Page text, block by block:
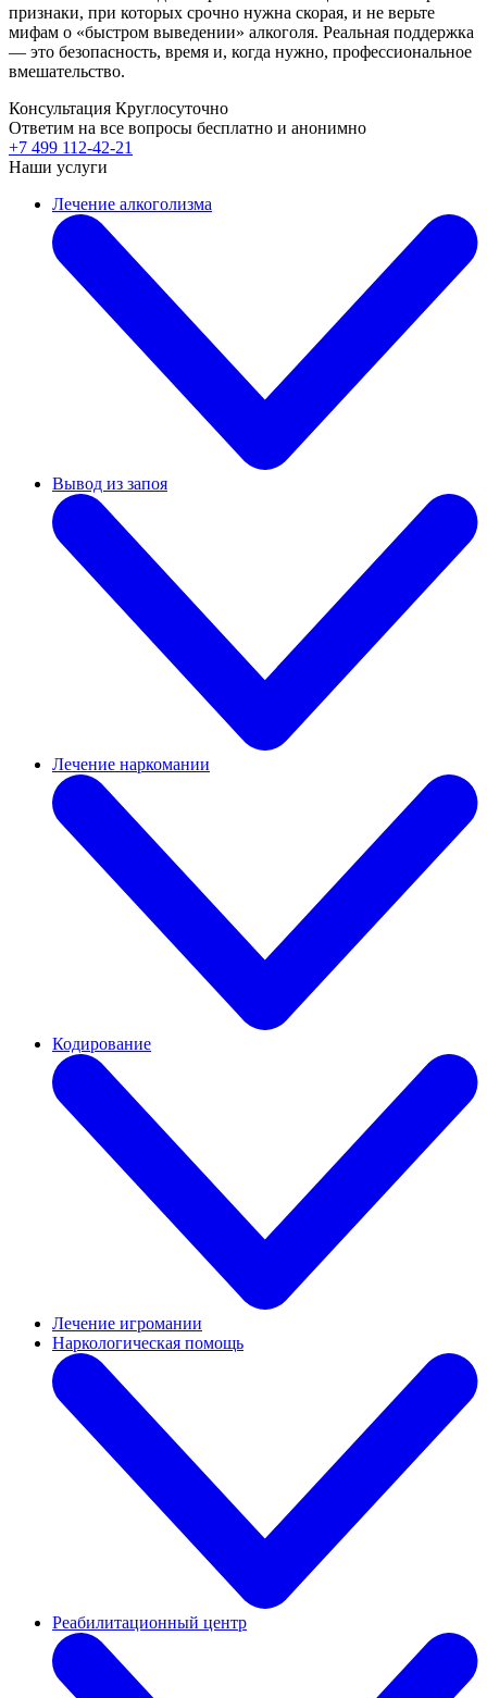
признаки, при которых срочно нужна скорая, и не верьте
мифам о «быстром выведении» алкоголя. Реальная поддержка
— это безопасность, время и, когда нужно, профессиональное
вмешательство.
Консультация Круглосуточно
Ответим на все вопросы бесплатно и анонимно
+7 499 112-42-21
Наши услуги
Лечение алкоголизма
Вывод из запоя
Лечение наркомании
Кодирование
Лечение игромании
Наркологическая помощь
Реабилитационный центр